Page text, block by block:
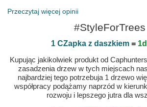
Przeczytaj więcej opinii
#StyleForTrees
1 CZapka z daszkiem=
Kupując jakikolwiek produkt od
zasadzenia drzew w tych miejscach
najbardziej tego potrzebuja 1 drzewo
współpracy podążamy naprzód w
rozwoju i lepszego jutra dla